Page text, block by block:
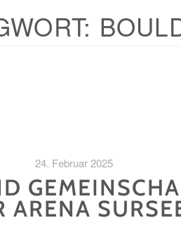
24. Februar 2025
ARENA